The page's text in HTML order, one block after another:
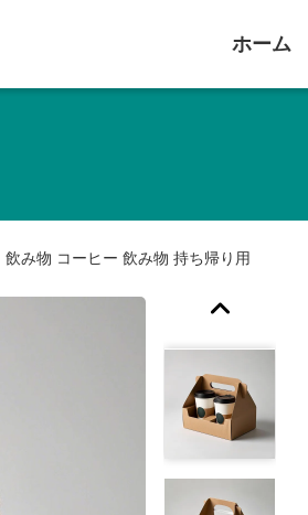
ホーム
飲み物 コーヒー 飲み物 持ち帰り用